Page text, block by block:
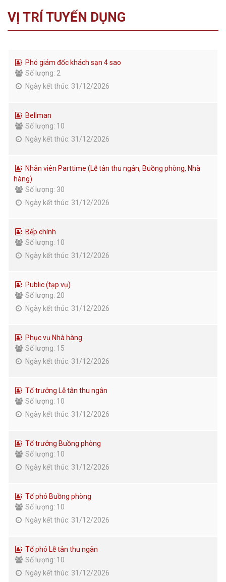
VỊ TRÍ TUYỂN DỤNG
Phó giám đốc khách sạn 4 sao
Số lượng: 2
Ngày kết thúc: 31/12/2026
Bellman
Số lượng: 10
Ngày kết thúc: 31/12/2026
Nhân viên Parttime (Lễ tân thu ngân, Buồng phòng, Nhà
hàng)
Số lượng: 30
Ngày kết thúc: 31/12/2026
Bếp chính
Số lượng: 10
Ngày kết thúc: 31/12/2026
Public (tạp vụ)
Số lượng: 20
Ngày kết thúc: 31/12/2026
Phục vụ Nhà hàng
Số lượng: 15
Ngày kết thúc: 31/12/2026
Tổ trưởng Lễ tân thu ngân
Số lượng: 10
Ngày kết thúc: 31/12/2026
Tổ trưởng Buồng phòng
Số lượng: 10
Ngày kết thúc: 31/12/2026
Tổ phó Buồng phòng
Số lượng: 10
Ngày kết thúc: 31/12/2026
Tổ phó Lễ tân thu ngân
Số lượng: 10
Ngày kết thúc: 31/12/2026